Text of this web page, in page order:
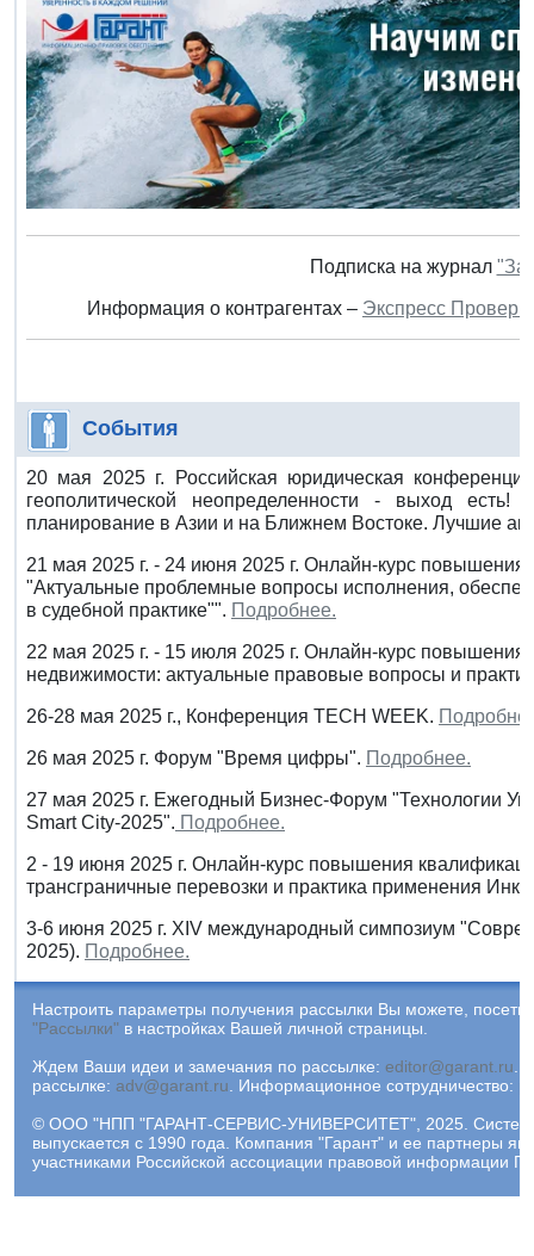
Подписка на журнал
Информация о контрагентах – Экспресс
События
20 мая 2025 г. Российская юридическая
геополитической неопределенности - выход
планирование в Азии и на Ближнем Востоке. Лучшие
21 мая 2025 г. - 24 июня 2025 г. Онлайн-курс
"Актуальные проблемные вопросы исполнения,
в судебной практике"". Подробнее.
22 мая 2025 г. - 15 июля 2025 г. Онлайн-курс
недвижимости: актуальные правовые вопросы и
26-28 мая 2025 г., Конференция TECH WEEK.
26 мая 2025 г. Форум "Время цифры". Подробнее.
27 мая 2025 г. Ежегодный Бизнес-Форум "Технологии
Smart City-2025". Подробнее.
2 - 19 июня 2025 г. Онлайн-курс повышения
трансграничные перевозки и практика применения
3-6 июня 2025 г. XIV международный симпозиум
2025). Подробнее.
Настроить параметры получения рассылки Вы можете,
"Рассылки" в настройках Вашей личной страницы.
Ждем Ваши идеи и замечания по рассылке: editor@garant.ru
рассылке: adv@garant.ru Информационное сотрудничество:
© ООО "НПП "ГАРАНТ-СЕРВИС-УНИВЕРСИТЕТ", 2025.
выпускается с 1990 года. Компания "Гарант" и ее партнеры
участниками Российской ассоциации правовой информации